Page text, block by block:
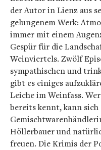
der Autor in Lienz aus
gelungenem Werk:
immer mit einem
Gespür für die
Weinviertels. Zwölf
sympathischen und
gibt es einiges
Leiche im Weinfass.
bereits kennt, kann sich
Höllerbauer und
freuen. Die Krimis der